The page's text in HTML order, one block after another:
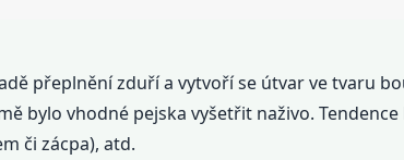
přeplnění zduří a vytvoří se útvar ve tvaru
bylo vhodné pejska vyšetřit naživo.
či zácpa), atd.